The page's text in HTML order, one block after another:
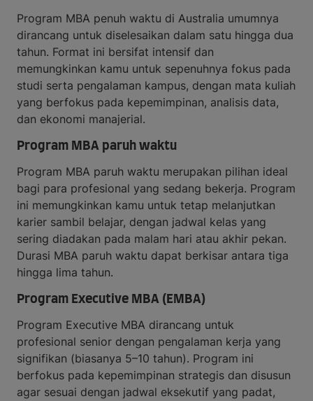
Program MBA penuh waktu di Australia umumnya
dirancang untuk diselesaikan dalam satu hingga dua
tahun. Format ini bersifat intensif dan
memungkinkan kamu untuk sepenuhnya fokus pada
studi serta pengalaman kampus, dengan mata kuliah
yang berfokus pada kepemimpinan, analisis data,
dan ekonomi manajerial.
Program MBA paruh waktu
Program MBA paruh waktu merupakan pilihan ideal
bagi para profesional yang sedang bekerja. Program
ini memungkinkan kamu untuk tetap melanjutkan
karier sambil belajar, dengan jadwal kelas yang
sering diadakan pada malam hari atau akhir pekan.
Durasi MBA paruh waktu dapat berkisar antara tiga
hingga lima tahun.
Program Executive MBA (EMBA)
Program Executive MBA dirancang untuk
profesional senior dengan pengalaman kerja yang
signifikan (biasanya 5–10 tahun). Program ini
berfokus pada kepemimpinan strategis dan disusun
agar sesuai dengan jadwal eksekutif yang padat,